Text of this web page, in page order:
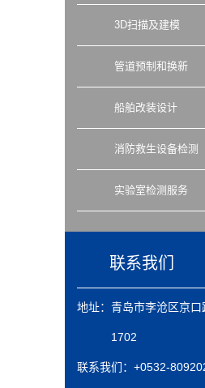
3D扫描及建模
管道预制和换新
船舶改装设计
消防救生设备检测
实验室检测服务
联系我们
地址： 青岛市李沧区京
1702
联系我们： +0532-